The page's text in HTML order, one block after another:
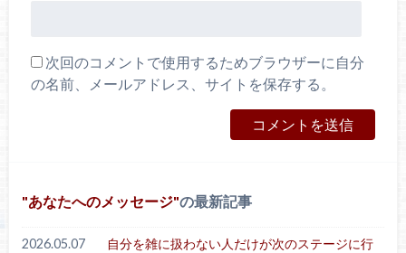
次回のコメントで使用するためブラウザーに自分
の名前、メールアドレス、サイトを保存する。
あなたへのメッセージ の最新記事
2026.05.07
自分を雑に扱わない人だけが次のステージに行